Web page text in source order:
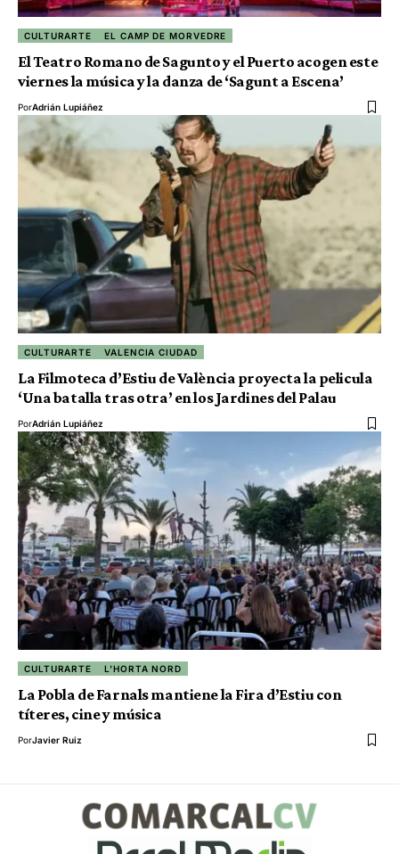
CULTURARTE EL CAMP DE MORVEDRE
El Teatro Romano de Sagunto y el Puerto acogen este
viernes la música y la danza de ‘Sagunt a Escena’
PorAdrián Lupiáñez
CULTURARTE VALENCIA CIUDAD
La Filmoteca d’Estiu de València proyecta la pelicula
‘Una batalla tras otra’ en los Jardines del Palau
PorAdrián Lupiáñez
CULTURARTE L'HORTA NORD
La Pobla de Farnals mantiene la Fira d’Estiu con
títeres, cine y música
PorJavier Ruiz